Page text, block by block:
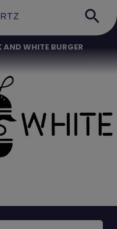
AND WHITE BURGER